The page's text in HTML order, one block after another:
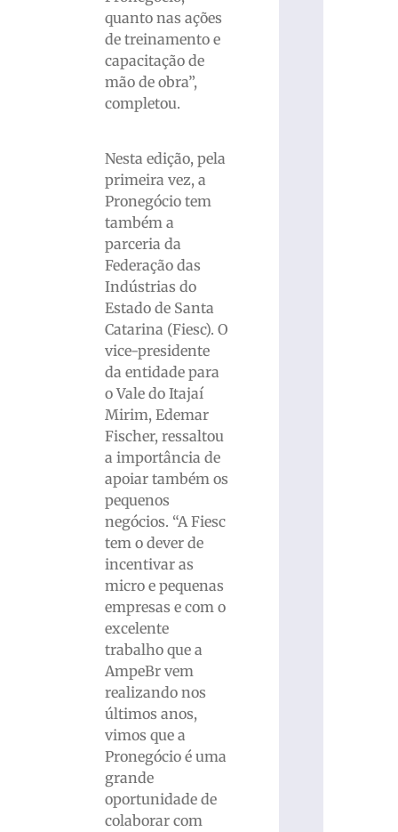
quanto nas ações
de treinamento e
capacitação de
mão de obra”,
completou.
Nesta edição, pela
primeira vez, a
Pronegócio tem
também a
parceria da
Federação das
Indústrias do
Estado de Santa
Catarina (Fiesc). O
vice-presidente
da entidade para
o Vale do Itajaí
Mirim, Edemar
Fischer, ressaltou
a importância de
apoiar também os
pequenos
negócios. “A Fiesc
tem o dever de
incentivar as
micro e pequenas
empresas e com o
excelente
trabalho que a
AmpeBr vem
realizando nos
últimos anos,
vimos que a
Pronegócio é uma
grande
oportunidade de
colaborar com